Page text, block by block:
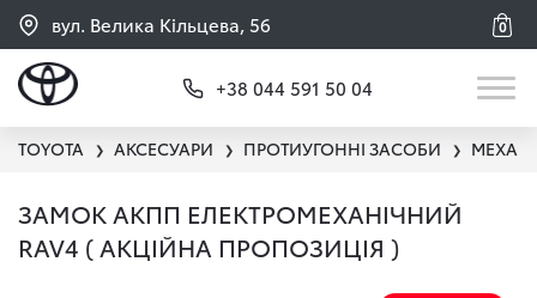
вул. Велика Кільцева, 56 0
+38 044 591 50 04
TOYOTA ❯ АКСЕСУАРИ ❯ ПРОТИУГОННІ ЗАСОБИ ❯
ЗАМОК АКПП ЕЛЕКТРОМЕХАНІЧНИЙ
RAV4 ( АКЦІЙНА ПРОПОЗИЦІЯ )